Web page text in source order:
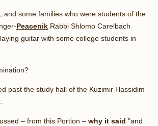
and some families who were students of the
Peacenik Rabbi Shlomo Carelbach
guitar with some college students in
past the study hall of the Kuzimir Hassidim
– from this Portion – why it said "and